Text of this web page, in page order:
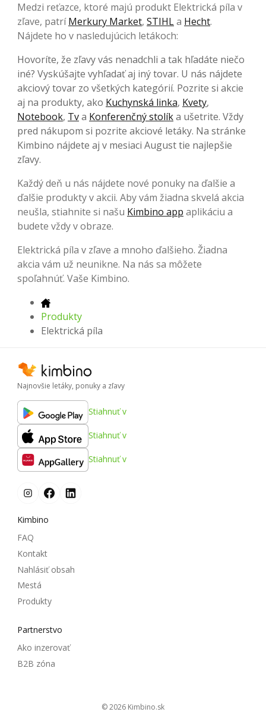
Medzi reťazce, ktoré majú produkt Elektrická píla v
zľave, patríMerkury Market, STIHLa Hecht.
Nájdete ho v nasledujúcich letákoch:
Hovoríte, že zľavy vás nenadchli a tak hľadáte niečo
iné? Vyskúšajte vyhľadať aj iný tovar. U nás nájdete
akciový tovar zo všetkých kategórií. Pozrite si akcie
aj na produkty, ako Kuchynská linka, Kvety,
Notebook, Tva Konferenčný stolíka ušetrite. Vždy
pred nákupom si pozrite akciové letáky. Na stránke
Kimbino nájdete aj v mesiaci August tie najlepšie
zľavy.
Každý deň u nás nájdete nové ponuky na ďalšie a
ďalšie produkty v akcii. Aby vám žiadna skvelá akcia
neušla, stiahnite si našu Kimbino app aplikáciu a
budete vždy v obraze.
Elektrická píla v zľave a mnoho ďalšieho. Žiadna
akcia vám už neunikne. Na nás sa môžete
spoľahnúť. Vaše Kimbino.
Produkty
Elektrická píla
Najnovšie letáky, ponuky a zľavy
Stiahnuť v
Stiahnuť v
Stiahnuť v
Kimbino
FAQ
Kontakt
Nahlásiť obsah
Mestá
Produkty
Partnerstvo
Ako inzerovať
B2B zóna
© 2026 kimbino.sk